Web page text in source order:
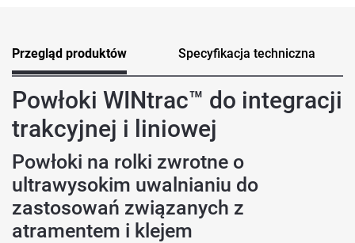
Przegląd produktów Specyfikacja techniczna
Powłoki WINtrac™ do integracji
trakcyjnej i liniowej
Powłoki na rolki zwrotne o
ultrawysokim uwalnianiu do
zastosowań związanych z
atramentem i klejem